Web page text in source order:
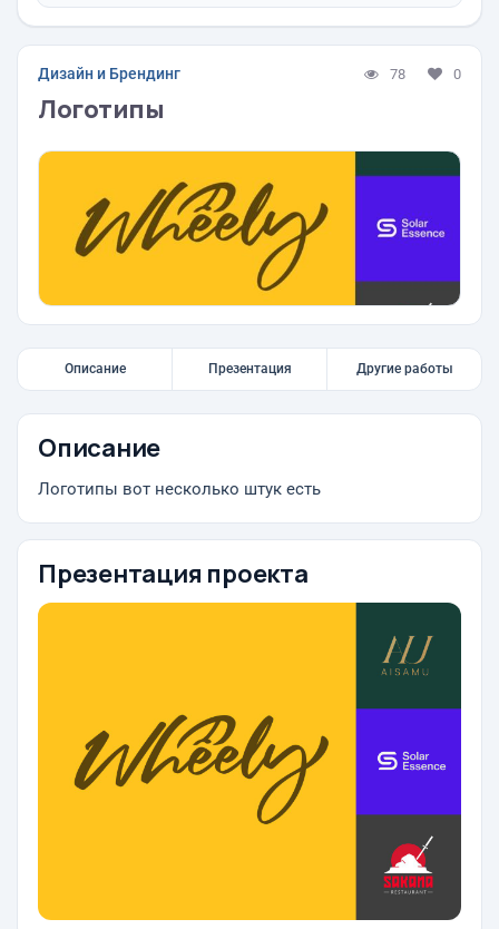
Дизайн и Брендинг 78 0
Логотипы
Описание Презентация Другие работы
Описание
Логотипы вот несколько штук есть
Презентация проекта